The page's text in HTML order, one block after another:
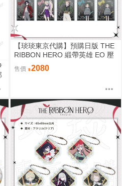
【琰琰東京代購】預購日版 THE
RIBBON HERO 緞帶英雄 EO 壓
克力卡組 藍寶石 帕茵 天鵝絨 吉
露可
售價 2080